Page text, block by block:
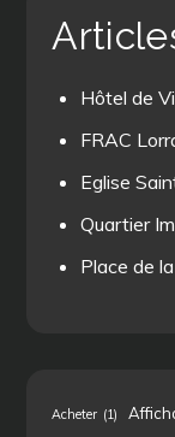
Hôtel de
FRAC
Eglise
Quartier
Place de
Acheter (1)